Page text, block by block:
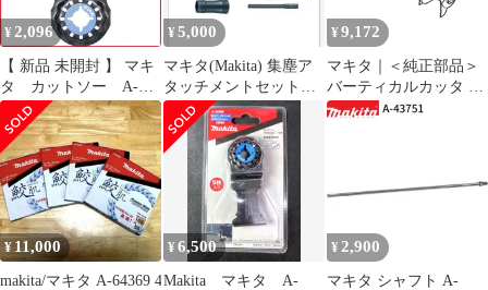
¥ 2,096
【 新品 未開封 】 マキ
タ カットソー A-
63909 未使用 送料無料
¥ 5,000
マキタ(Makita) 集塵ア
タッチメントセット品
196860-7
¥ 9,172
マキタ｜＜純正部品＞
バーティカルカッタ A-
76249
¥ 11,000
makita/マキタ A-64369 4
¥6,500
Makita マキタ A-
¥ 2,900
マキタ シャフト A-